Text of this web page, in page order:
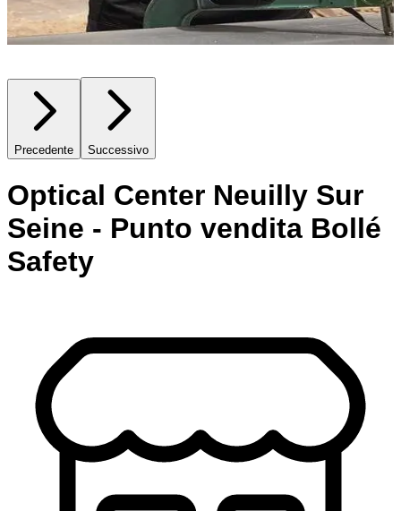
Precedente Successivo
Optical Center Neuilly Sur
Seine - Punto vendita Bollé
Safety